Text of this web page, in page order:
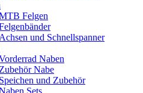
Felgen
Achsen und Schnellspanner
Naben
Zubehör Nabe
Speichen und Zubehör
Sets